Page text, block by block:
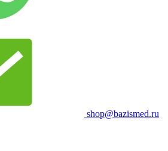
shop@bazismed.ru